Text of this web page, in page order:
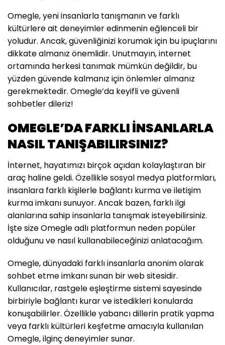
Omegle, yeni insanlarla tanışmanın ve farklı
kültürlere ait deneyimler edinmenin eğlenceli bir
yoludur. Ancak, güvenliğinizi korumak için bu ipuçlarını
dikkate almanız önemlidir. Unutmayın, internet
ortamında herkesi tanımak mümkün değildir, bu
yüzden güvende kalmanız için önlemler almanız
gerekmektedir. Omegle’da keyifli ve güvenli
sohbetler dileriz!
OMEGLE’DA FARKLI İNSANLARLA
NASIL TANIŞABILIRSINIZ?
İnternet, hayatımızı birçok açıdan kolaylaştıran bir
araç haline geldi. Özellikle sosyal medya platformları,
insanlara farklı kişilerle bağlantı kurma ve iletişim
kurma imkanı sunuyor. Ancak bazen, farklı ilgi
alanlarına sahip insanlarla tanışmak isteyebilirsiniz.
İşte size Omegle adlı platformun neden popüler
olduğunu ve nasıl kullanabileceğinizi anlatacağım.
Omegle, dünyadaki farklı insanlarla anonim olarak
sohbet etme imkanı sunan bir web sitesidir.
Kullanıcılar, rastgele eşleştirme sistemi sayesinde
birbiriyle bağlantı kurar ve istedikleri konularda
konuşabilirler. Özellikle yabancı dillerin pratik yapma
veya farklı kültürleri keşfetme amacıyla kullanılan
Omegle, ilginç deneyimler sunar.